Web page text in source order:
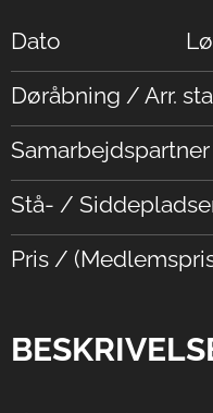
Dato
Døråbning / Arr.
Samarbejdspartner
Stå- /
Pris /